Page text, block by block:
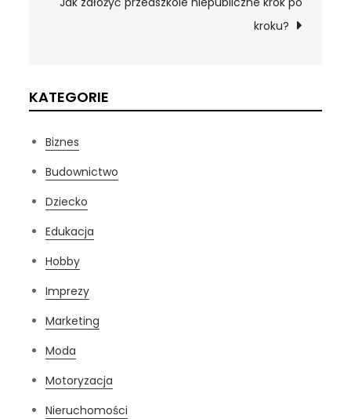
kroku?
KATEGORIE
Biznes
Budownictwo
Dziecko
Edukacja
Hobby
Imprezy
Marketing
Moda
Motoryzacja
Nieruchomości